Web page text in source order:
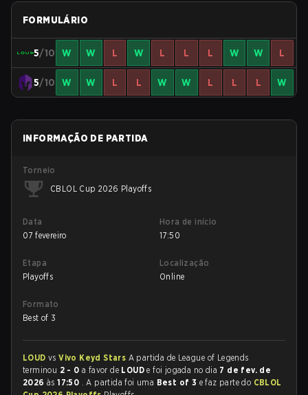
FORMULÁRIO
5/10 W W L W L L L W W L
5/10 W W L L W W L L L W
INFORMAÇÃO DE PARTIDA
Torneio
CBLOL Cup 2026 Playoffs
Data
07 fevereiro
Hora de início
17:50
Etapa
Playoffs
Localização
Online
Formato
Best of 3
LOUD vsVivo Keyd Stars A partida de League of Legends
terminou 2 - 0 a favor de LOUDe foi jogada no dia 7 de fev. de
2026 às17:50 . A partida foi uma Best of 3 e faz parte do CBLOL